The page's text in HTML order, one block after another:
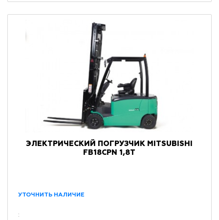
ЭЛЕКТРИЧЕСКИЙ ПОГРУЗЧИК MITSUBISHI
FB18CPN 1,8Т
УТОЧНИТЬ НАЛИЧИЕ
: